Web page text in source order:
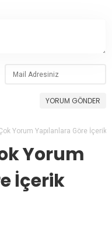
YORUM GÖNDER
Yorum Yapılanlara Göre İçerik
Yorum
İçerik